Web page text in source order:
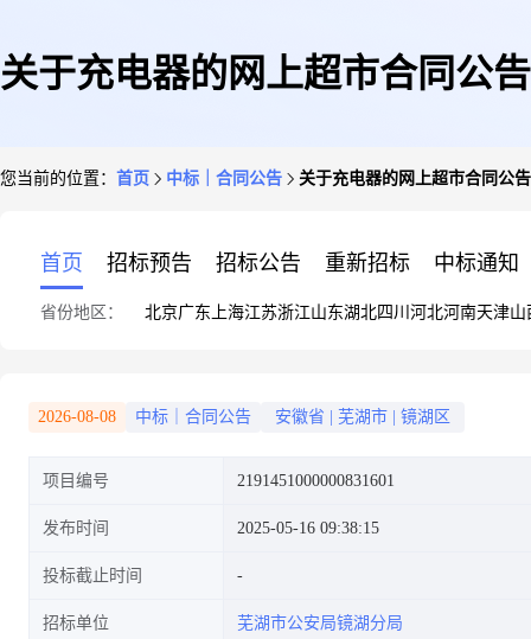
关于充电器的网上超市合同公告
您当前的位置： 首页 中标｜合同公告 关于充电器的网上超市合同公告
首页 招标预告 招标公告 重新招标 中标通知
省份地区： 北京广东 上海江苏浙江山东湖北四川 河北河南天津山
2026-08-08 中标｜合同公告 安徽省 芜湖市 镜湖区
项目编号 2191451000000831601
发布时间 2025-05-16 09:38:15
投标截止时间
招标单位 芜湖市公安局镜湖分局